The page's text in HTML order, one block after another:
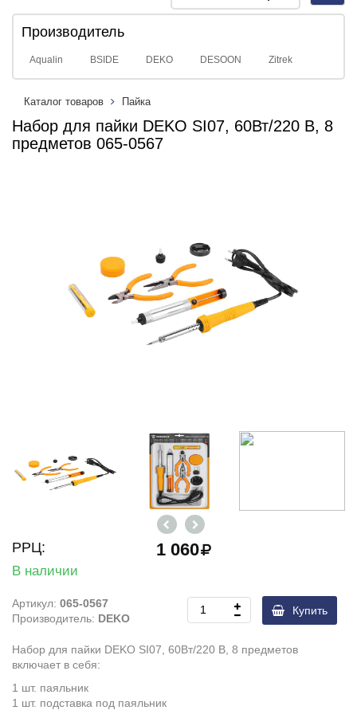
Производитель
Aqualin BSIDE DEKO DESOON Zitrek
Каталог товаров Пайка
Набор для пайки DEKO SI07, 60Вт/220 В, 8
предметов 065-0567
РРЦ: 1 060
В наличии
Артикул: 065-0567
Производитель: DEKO
Купить
Набор для пайки DEKO SI07, 60Вт/220 В, 8 предметов
включает в себя:
1 шт. паяльник
1 шт. подставка под паяльник